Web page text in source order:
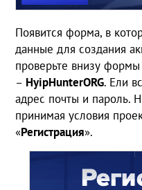
Появится форма, в
данные для создания
проверьте внизу
– HyipHunterORG. Ели
адрес почты и пароль.
принимая условия
«Регистрация».